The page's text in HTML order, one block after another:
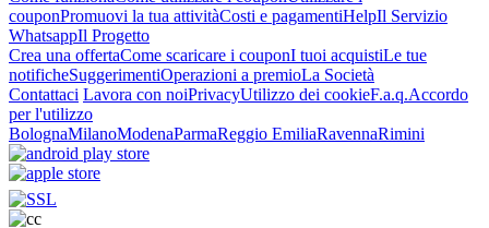
couponPromuovi la tua attivitàCosti e pagamentiHelpIl Servizio
WhatsappIl Progetto
Crea una offertaCome scaricare i couponI tuoi acquistiLe tue
notificheSuggerimentiOperazioni a premioLa Società
Contattaci Lavora con noiPrivacyUtilizzo dei cookieF.a.q.Accordo
per l'utilizzo
BolognaMilanoModenaParmaReggio EmiliaRavennaRimini